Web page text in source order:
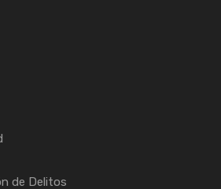
de Delitos